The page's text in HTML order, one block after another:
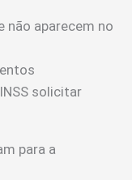
não aparecem no
solicitar
para a